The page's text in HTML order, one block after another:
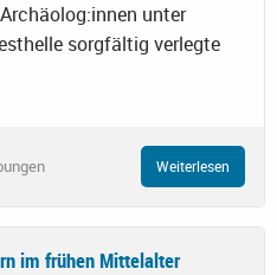
unter
sorgfältig verlegte
Weiterlesen
im frühen Mittelalter